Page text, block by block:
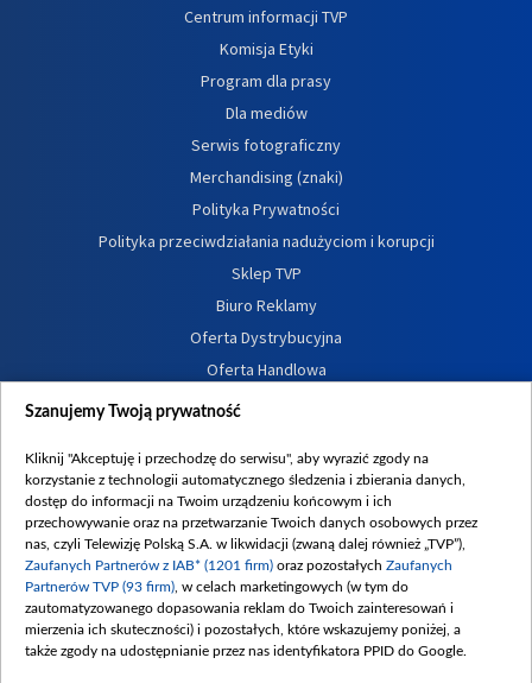
Centrum informacji TVP
Komisja Etyki
Program dla prasy
Dla mediów
Serwis fotograficzny
Merchandising (znaki)
Polityka Prywatności
Polityka przeciwdziałania nadużyciom i korupcji
Sklep TVP
Biuro Reklamy
Oferta Dystrybucyjna
Oferta Handlowa
Dostępność
Procedura zgłoszeń wewnętrznych
Szanujemy Twoją prywatność
Kliknij "Akceptuję i przechodzę do serwisu", aby wyrazić zgody na
korzystanie z technologii automatycznego śledzenia i zbierania danych,
dostęp do informacji na Twoim urządzeniu końcowym i ich
przechowywanie oraz na przetwarzanie Twoich danych osobowych przez
nas, czyli Telewizję Polską S.A. w likwidacji (zwaną dalej również „TVP”),
Zaufanych Partnerów z IAB* (1201 firm) oraz pozostałych Zaufanych
Partnerów TVP (93 firm) , w celach marketingowych (w tym do
zautomatyzowanego dopasowania reklam do Twoich zainteresowań i
mierzenia ich skuteczności) i pozostałych, które wskazujemy poniżej, a
także zgody na udostępnianie przez nas identyfikatora PPID do Google.